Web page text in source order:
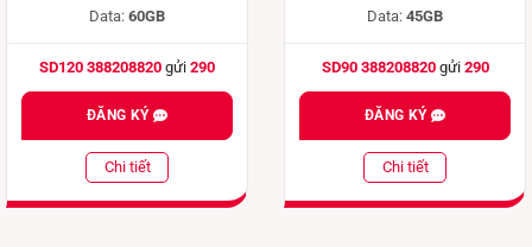
Data: 60GB
SD120 388208820 gửi 290
ĐĂNG KÝ
Chi tiết
Data: 45GB
SD90 388208820gửi 290
ĐĂNG KÝ
Chi tiết